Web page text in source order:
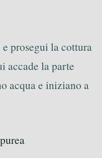
prosegui la cottura
accade la parte
acqua e iniziano a